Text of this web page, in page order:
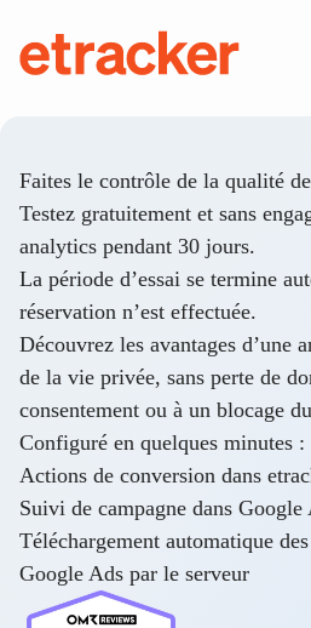
Faites le contrôle de la qualité
Testez gratuitement et sans
analytics pendant 30 jours.
La période d’essai se termine
réservation n’est effectuée.
Découvrez les avantages d’une
de la vie privée, sans perte de
consentement ou à un blocage
Configuré en quelques minutes :
Actions de conversion dans
Suivi de campagne dans Google
Téléchargement automatique
Google Ads par le serveur